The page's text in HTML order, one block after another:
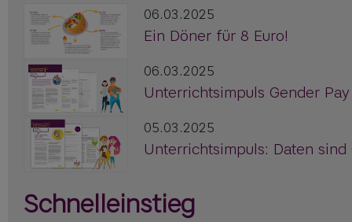
06.03.2025
Ein Döner für 8 Euro!
06.03.2025
Unterrichtsimpuls Gender
05.03.2025
Unterrichtsimpuls: Daten sind
Schnelleinstieg